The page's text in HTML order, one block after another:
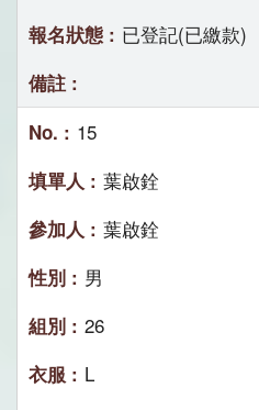
已登記(已繳款)
15
葉啟銓
葉啟銓
男
26
L